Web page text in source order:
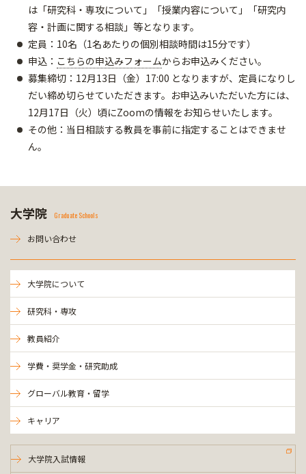
は「研究科・専攻について」「授業内容について」「研究内
容・計画に関する相談」等となります。
定員：10名（1名あたりの個別相談時間は15分です）
申込： こちらの申込みフォームからお申込みください。
募集締切：12月13日（金）17:00 となりますが、定員になりし
だい締め切らせていただきます。お申込みいただいた方には、
12月17日（火）頃にZoomの情報をお知らせいたします。
その他：当日相談する教員を事前に指定することはできませ
ん。
大学院 Graduate Schools
お問い合わせ
大学院について
研究科・専攻
教員紹介
学費・奨学金・研究助成
グローバル教育・留学
キャリア
大学院入試情報